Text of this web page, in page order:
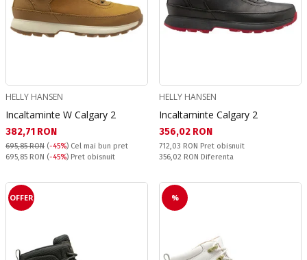
HELLY HANSEN
Incaltaminte W Calgary 2
Текуща цена:
382,71 RON
695,85 RON (-45%) Cel mai bun pret
Pret obisnuit:
695,85 RON (-45%) Pret obisnuit
HELLY HANSEN
Incaltaminte Calgary 2
Текуща цена:
356,02 RON
Pret obisnuit:
712,03 RON Pret obisnuit
Спестявате:
356,02 RON Diferenta
OFFER %